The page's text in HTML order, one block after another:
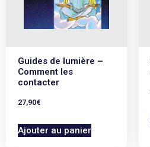
Guides de lumière –
Comment les
contacter
27,90€
Ajouter au panier